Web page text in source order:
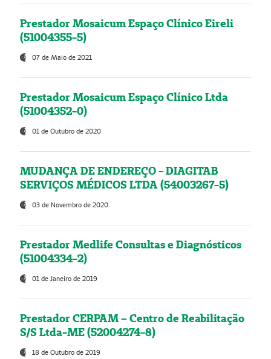
Prestador Mosaicum Espaço Clínico Eireli
(51004355-5)
07 de Maio de 2021
Prestador Mosaicum Espaço Clínico Ltda
(51004352-0)
01 de Outubro de 2020
MUDANÇA DE ENDEREÇO - DIAGITAB
SERVIÇOS MÉDICOS LTDA (54003267-5)
03 de Novembro de 2020
Prestador Medlife Consultas e Diagnósticos
(51004334-2)
01 de Janeiro de 2019
Prestador CERPAM – Centro de Reabilitação
S/S Ltda-ME (52004274-8)
18 de Outubro de 2019